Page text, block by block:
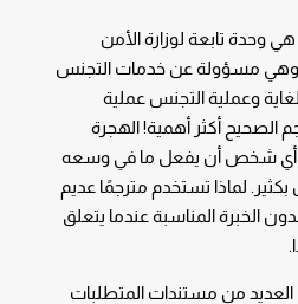
وحدة تابعة لوزارة الأمن
وهي مسؤولة عن خدمات التجنس
وعملية التجنس عملية
الصحيح أكثر أهمية! الهجرة
أي شخص أن يفعل ما في وسعه
لماذا تستخدم مترجمًا عديم
الخبرة المناسبة عندما يتعلق
العديد من مستندات المتطلبات